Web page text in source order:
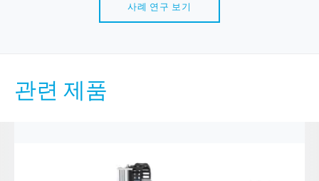
사례 연구 보기
관련 제품